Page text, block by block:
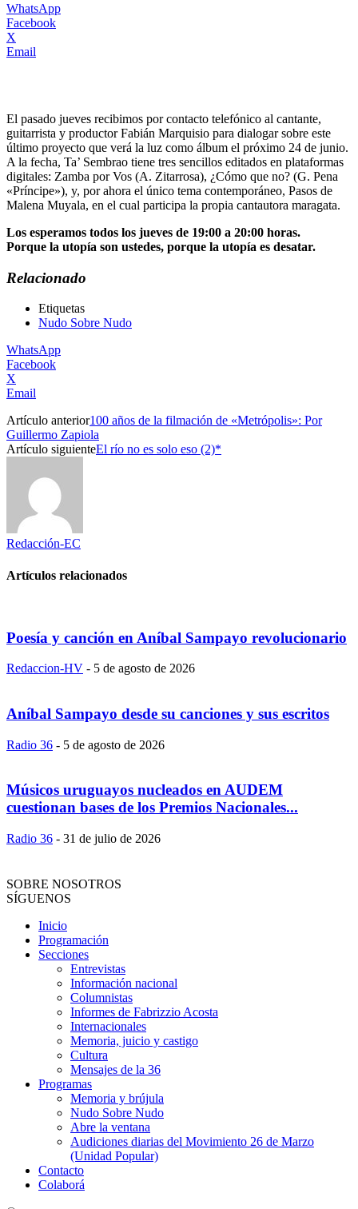
WhatsApp
Facebook
X
Email
El pasado jueves recibimos por contacto telefónico al cantante,
guitarrista y productor Fabián Marquisio para dialogar sobre este
último proyecto que verá la luz como álbum el próximo 24 de junio.
A la fecha, Ta’ Sembrao tiene tres sencillos editados en plataformas
digitales: Zamba por Vos (A. Zitarrosa), ¿Cómo que no? (G. Pena
«Príncipe»), y, por ahora el único tema contemporáneo, Pasos de
Malena Muyala, en el cual participa la propia cantautora maragata.
Los esperamos todos los jueves de 19:00 a 20:00 horas.
Porque la utopía son ustedes, porque la utopía es desatar.
Relacionado
Etiquetas
Nudo Sobre Nudo
WhatsApp
Facebook
X
Email
Artículo anterior100 años de la filmación de «Metrópolis»: Por
Guillermo Zapiola
Artículo siguienteEl río no es solo eso (2)*
Redacción-EC
Artículos relacionados
Poesía y canción en Aníbal Sampayo revolucionario
Redaccion-HV - 5 de agosto de 2026
Aníbal Sampayo desde su canciones y sus escritos
Radio 36 - 5 de agosto de 2026
Músicos uruguayos nucleados en AUDEM
cuestionan bases de los Premios Nacionales...
Radio 36 - 31 de julio de 2026
SOBRE NOSOTROS
SÍGUENOS
Inicio
Programación
Secciones
Entrevistas
Información nacional
Columnistas
Informes de Fabrizzio Acosta
Internacionales
Memoria, juicio y castigo
Cultura
Mensajes de la 36
Programas
Memoria y brújula
Nudo Sobre Nudo
Abre la ventana
Audiciones diarias del Movimiento 26 de Marzo
(Unidad Popular)
Contacto
Colaborá